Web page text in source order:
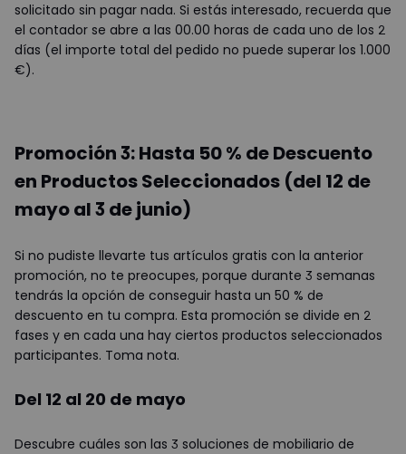
solicitado sin pagar nada. Si estás interesado, recuerda que
el contador se abre a las 00.00 horas de cada uno de los 2
días (el importe total del pedido no puede superar los 1.000
€).
Promoción 3: Hasta 50 % de Descuento
en Productos Seleccionados (del 12 de
mayo al 3 de junio)
Si no pudiste llevarte tus artículos gratis con la anterior
promoción, no te preocupes, porque durante 3 semanas
tendrás la opción de conseguir hasta un 50 % de
descuento en tu compra. Esta promoción se divide en 2
fases y en cada una hay ciertos productos seleccionados
participantes. Toma nota.
Del 12 al 20 de mayo
Descubre cuáles son las 3 soluciones de mobiliario de